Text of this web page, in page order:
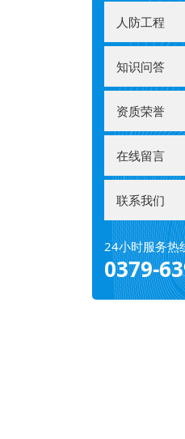
人防工程
知识问答
资质荣誉
在线留言
联系我们
24小时服务热
0379-